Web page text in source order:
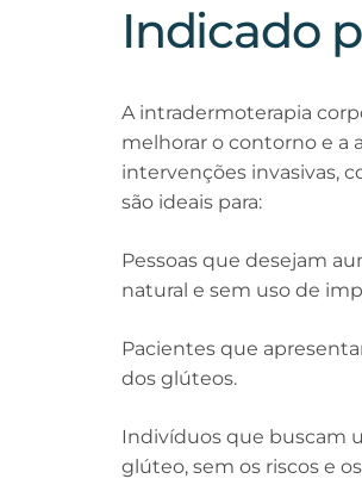
Indicado
A intradermoterapia
melhorar o contorno e a
intervenções invasivas,
são ideais para:
Pessoas que desejam
natural e sem uso de
Pacientes que
dos glúteos.
Indivíduos que buscam
glúteo, sem os riscos e